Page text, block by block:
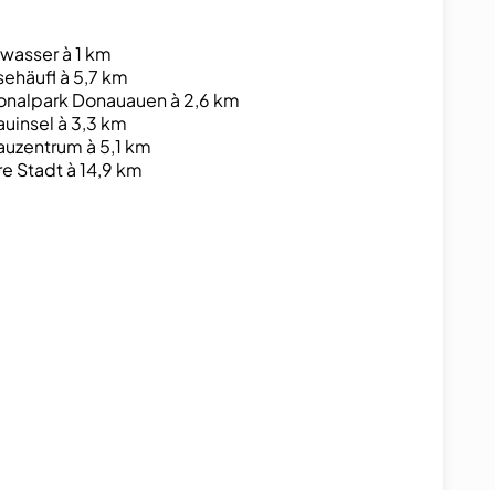
à 1 km
à 5,7 km
Donauauen à 2,6 km
à 3,3 km
à 5,1 km
Stadt à 14,9 km